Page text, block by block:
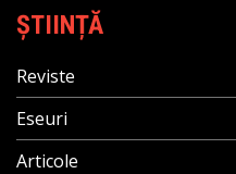
ȘTIINȚĂ
Reviste
Eseuri
Articole